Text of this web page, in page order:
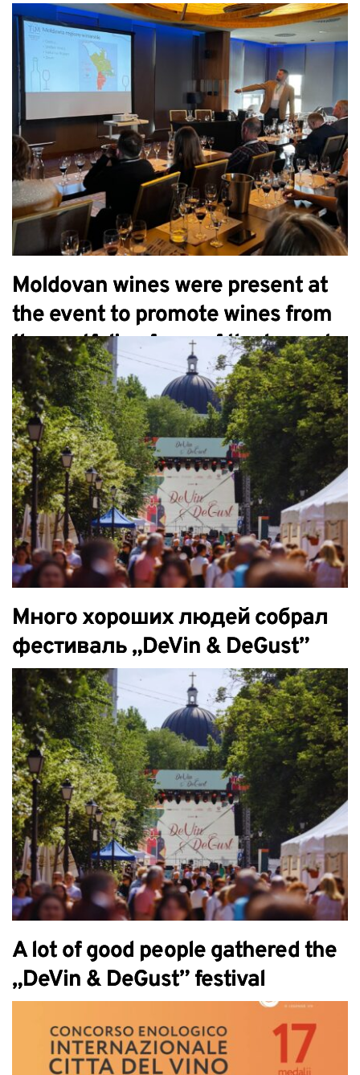
вина для продвижения вин из
портфеля одного из
крупнейших импортеров в
Польше, компании TIM
Moldovan wines were present at
the event to promote wines from
the portfolio of one of the largest
importers in Poland, the TIM
company
Много хороших людей собрал
фестиваль „DeVin & DeGust”
A lot of good people gathered the
„DeVin & DeGust” festival